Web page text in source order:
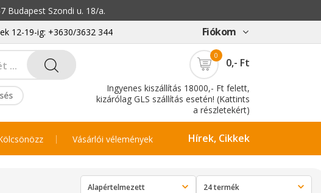
Szondi u. 18/a.
12-19-ig: +3630/3632 344 Fiókom
0
0,- Ft
Ingyenes kiszállítás 18000,- Ft felett,
kizárólag GLS szállítás esetén! (Kattints
a részletekért)
Vásárlói vélemények Hírek, Cikkek